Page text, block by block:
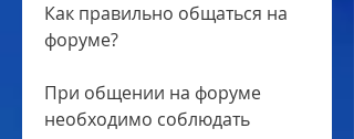
Как правильно общаться на
форуме?
При общении на форуме
необходимо соблюдать